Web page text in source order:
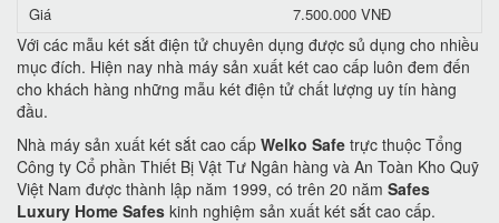
Giá 7.500.000 VNĐ
Với các mẫu két sắt điện tử chuyên dụng được sủ dụng cho nhiều
mục đích. Hiện nay nhà máy sản xuất két cao cấp luôn đem đến
cho khách hàng những mẫu két điện tử chất lượng uy tín hàng
đầu.
Nhà máy sản xuất két sắt cao cấp Welko Safe trực thuộc Tổng
Công ty Cổ phần Thiết Bị Vật Tư Ngân hàng và An Toàn Kho Quỹ
Việt Nam được thành lập năm 1999, có trên 20 năm Safes
Luxury Home Safes kinh nghiệm sản xuất két sắt cao cấp.